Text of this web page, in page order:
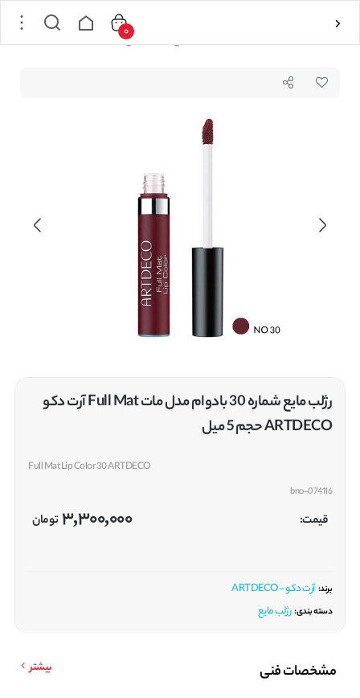
رژلب مایع شماره 30 بادوام مدل مات Full Mat آرت دکو ARTDECO حجم 5 میل
0
رژلب مایع شماره 30 بادوام مدل مات Full Mat آرت دکو
ARTDECO حجم 5 میل
Full Mat Lip Color 30 ARTDECO
bno-074116
قیمت: 3,300,000 تومان
برند: آرت دکو - ARTDECO
دسته بندی: رژلب مایع
مشخصات فنی بیشتر